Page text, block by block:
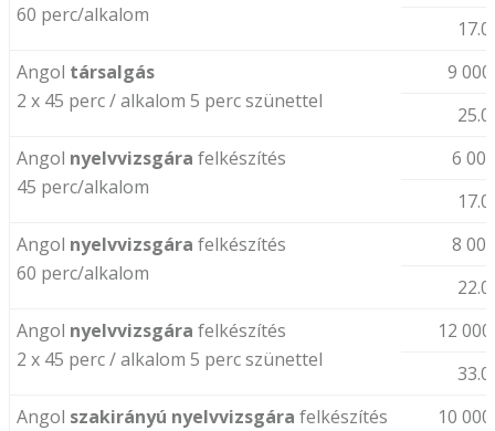
60 perc/alkalom
Angol társalgás
2 x 45 perc / alkalom 5 perc szünettel
9
Angol nyelvvizsgárafelkészítés
45 perc/alkalom
6
Angol nyelvvizsgárafelkészítés
60 perc/alkalom
8
Angol nyelvvizsgárafelkészítés
2 x 45 perc / alkalom 5 perc szünettel
12
Angol szakirányú nyelvvizsgára felkészítés
10